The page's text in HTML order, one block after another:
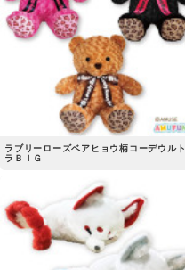
ラブリーローズベアヒョウ柄コーデウルト
ラＢＩＧ